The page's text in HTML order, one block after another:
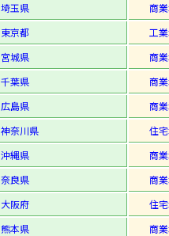
埼玉県 商
東京都 工
宮城県 商
千葉県 商
広島県 商
神奈川県 住
沖縄県 商
奈良県 商
大阪府 住
熊本県 商